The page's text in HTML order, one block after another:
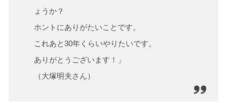
ょうか？
ホントにありがたいことです。
これあと30年くらいやりたいです。
ありがとうございます！」
（大塚明夫さん）